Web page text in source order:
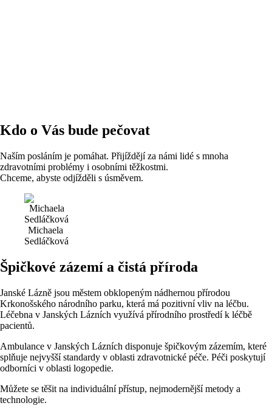
Kdo o Vás bude pečovat
Naším posláním je pomáhat. Přijíždějí za námi lidé s mnoha
zdravotními problémy i osobními těžkostmi.
Chceme, abyste odjížděli s úsměvem.
Michaela
Sedláčková
Špičkové zázemí a čistá příroda
Janské Lázně jsou městem obklopeným nádhernou přírodou
Krkonošského národního parku, která má pozitivní vliv na léčbu.
Léčebna v Janských Lázních využívá přírodního prostředí k léčbě
pacientů.
Ambulance v Janských Lázních disponuje špičkovým zázemím, které
splňuje nejvyšší standardy v oblasti zdravotnické péče. Péči poskytují
odborníci v oblasti logopedie.
Můžete se těšit na individuální přístup, nejmodernější metody a
technologie.